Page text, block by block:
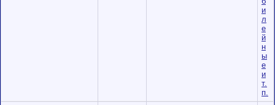
и
л
е
й
н
ы
е
и
т.
п.